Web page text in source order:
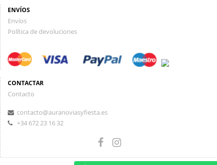
ENVÍOS
Envíos
Política de devoluciones
CONTACTAR
Contacto
contacto@auranoviasyfiesta.es
+34 672 23 16 32